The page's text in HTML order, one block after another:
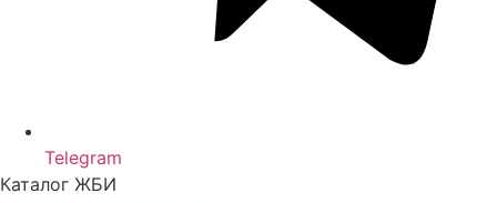
Telegram
Каталог ЖБИ